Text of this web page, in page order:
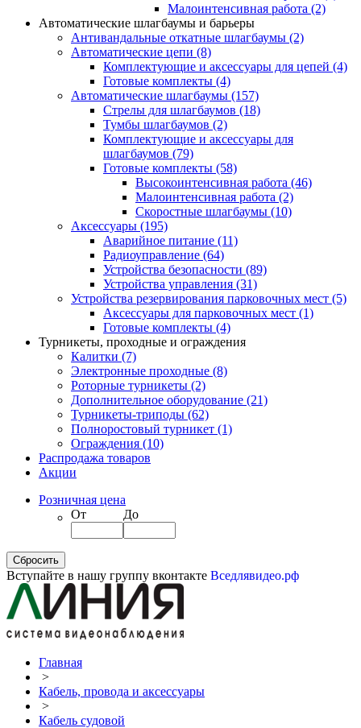
Малоинтенсивная работа (2)
Автоматические шлагбаумы и барьеры
Антивандальные откатные шлагбаумы (2)
Автоматические цепи (8)
Комплектующие и аксессуары для цепей (4)
Готовые комплекты (4)
Автоматические шлагбаумы (157)
Стрелы для шлагбаумов (18)
Тумбы шлагбаумов (2)
Комплектующие и аксессуары для
шлагбаумов (79)
Готовые комплекты (58)
Высокоинтенсивная работа (46)
Малоинтенсивная работа (2)
Скоростные шлагбаумы (10)
Аксессуары (195)
Аварийное питание (11)
Радиоуправление (64)
Устройства безопасности (89)
Устройства управления (31)
Устройства резервирования парковочных мест (5)
Аксессуары для парковочных мест (1)
Готовые комплекты (4)
Турникеты, проходные и ограждения
Калитки (7)
Электронные проходные (8)
Роторные турникеты (2)
Дополнительное оборудование (21)
Турникеты-триподы (62)
Полноростовый турникет (1)
Ограждения (10)
Распродажа товаров
Акции
Розничная цена
От
До
Вступайте в нашу группу вконтакте Вседлявидео.рф
Главная
>
Кабель, провода и аксессуары
>
Кабель судовой